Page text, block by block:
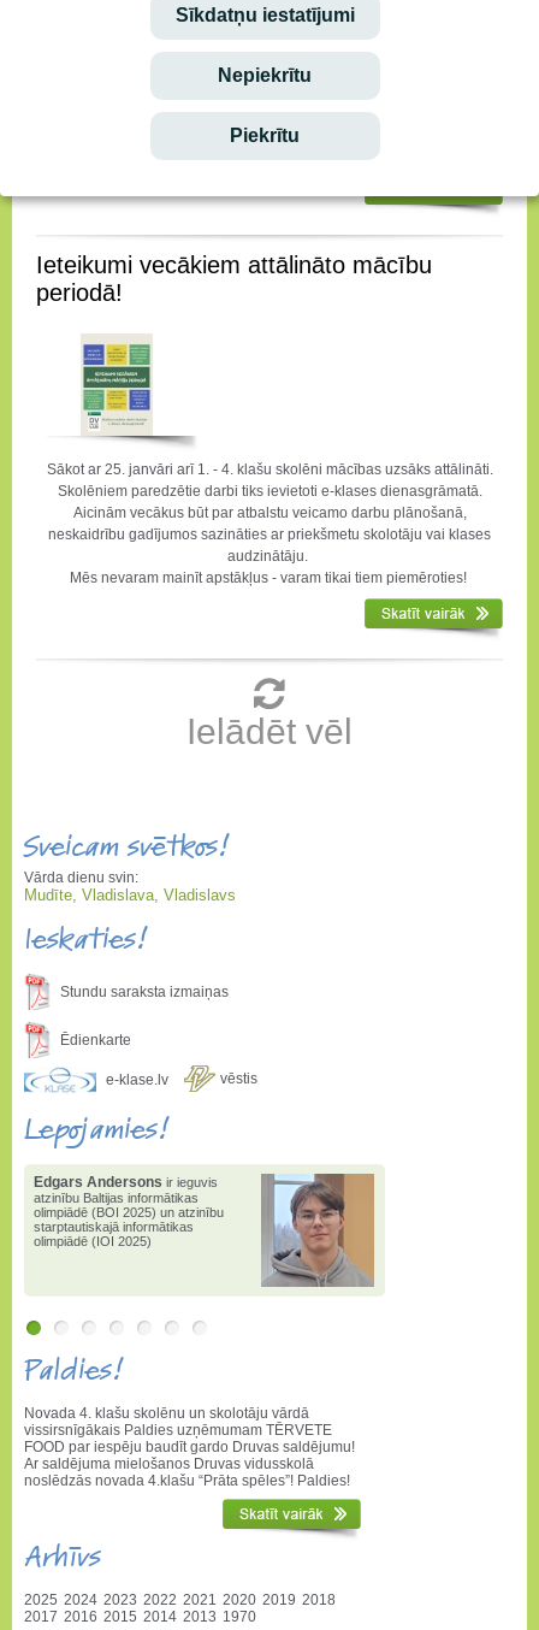
Sīkdatņu iestatījumi
Nepiekrītu
Piekrītu
Lielisks atskaites punkts, lai izvērtētu padarīto, sasniegto, veiksmes un
izdošanās! Kā solīts- pirms Pavasara brīvlaika atkal tiek pārskatīti
nominantu saraksti titulamDRUVAS VIDUSSKOLAS
! Un ikvienam 1. - 3. klašu skolēnam bija iespēja tikt
Ieteikumi vecākiem attālināto mācību
periodā!
Sākot ar 25. janvāri arī 1. - 4. klašu skolēni mācības uzsāks attālināti.
Skolēniem paredzētie darbi tiks ievietoti e-klases dienasgrāmatā.
Aicinām vecākus būt par atbalstu veicamo darbu plānošanā,
neskaidrību gadījumos sazināties ar priekšmetu skolotāju vai klases
audzinātāju.
Mēs nevaram mainīt apstākļus - varam tikai tiem piemēroties!
Ielādēt vēl
Sveicam svētkos!
Vārda dienu svin:
Mudīte, Vladislava, Vladislavs
Ieskaties!
Stundu saraksta izmaiņas
Ēdienkarte
e-klase.lv vēstis
Lepojamies!
Edgars Andersons ir ieguvis
atzinību Baltijas informātikas
olimpiādē (BOI 2025) un atzinību
starptautiskajā informātikas
olimpiādē (IOI 2025)
Paldies!
Novada 4. klašu skolēnu un skolotāju vārdā
vissirsnīgākais Paldies uzņēmumam TĒRVETE
FOOD par iespēju baudīt gardo Druvas saldējumu!
Ar saldējuma mielošanos Druvas vidusskolā
noslēdzās novada 4.klašu “Prāta spēles”! Paldies!
Arhīvs
2025 2024 2023 2022 2021 2020 2019 2018
2017 2016 2015 2014 2013 1970